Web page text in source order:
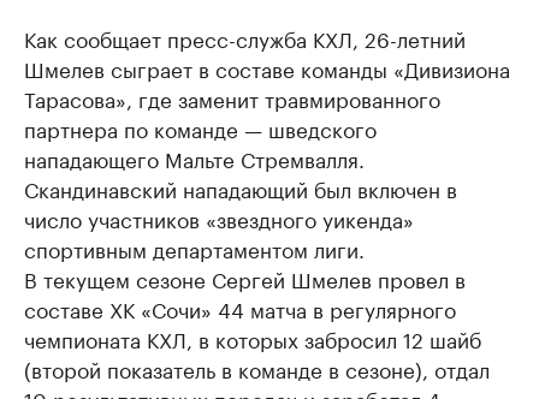
Как сообщает пресс-служба КХЛ, 26-летний
Шмелев сыграет в составе команды «Дивизиона
Тарасова», где заменит травмированного
партнера по команде — шведского
нападающего Мальте Стремвалля.
Скандинавский нападающий был включен в
число участников «звездного уикенда»
спортивным департаментом лиги.
В текущем сезоне Сергей Шмелев провел в
составе ХК «Сочи» 44 матча в регулярного
чемпионата КХЛ, в которых забросил 12 шайб
(второй показатель в команде в сезоне), отдал